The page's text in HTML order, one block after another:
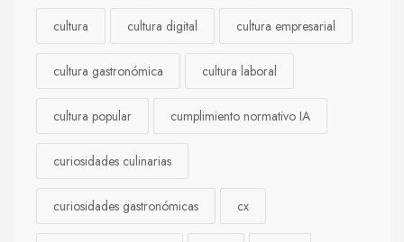
cultura cultura digital cultura empresarial
cultura gastronómica cultura laboral
cultura popular cumplimiento normativo IA
curiosidades culinarias
curiosidades gastronómicas cx